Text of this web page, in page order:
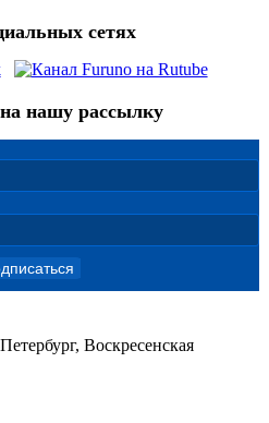
сетях
нашу рассылку
Воскресенская